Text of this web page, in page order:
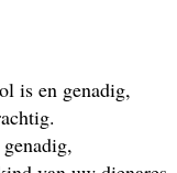
is en genadig,